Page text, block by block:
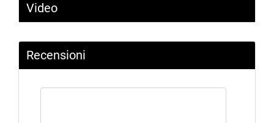
Video
Recensioni